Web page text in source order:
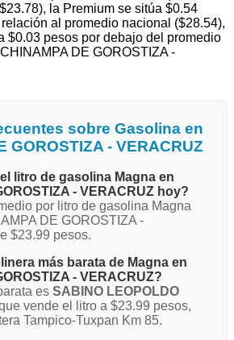
la Premium se sitúa $0.54
al promedio nacional ($28.54),
$0.03 pesos por debajo del promedio
DE GOROSTIZA -
sobre Gasolina en
GOROSTIZA - VERACRUZ
litro de gasolina Magna en
- VERACRUZ hoy?
por litro de gasolina Magna
DE GOROSTIZA -
$23.99 pesos.
más barata de Magna en
- VERACRUZ?
es SABINO LEOPOLDO
vende el litro a $23.99 pesos,
Tampico-Tuxpan Km 85.